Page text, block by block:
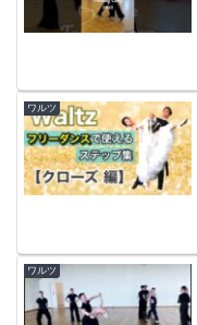
ワルツ
ワルツ